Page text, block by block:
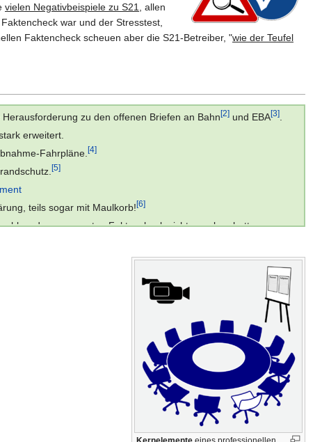
vielen Negativbeispiele zu S21
, allen
war und der Stresstest,
Faktencheck scheuen aber die S21-Betreiber, "wie der Teufel
zu den offenen Briefen an Bahn [2] und EBA[3]
erweitert.
Fahrpläne. [4]
[5]
teils sogar mit Maulkorb! [6]
es den zugesagten Faktencheck nicht gegeben hatte.
an, das 4. BB lehnt ab![8]
. Geißler erneut: Faktencheck zu Flüchtlingen.[9]
Kritik
einen Faktencheck auf breiter Basis.
von Heiner Geißler und der Bahn.
einen neuen Faktencheckzu.